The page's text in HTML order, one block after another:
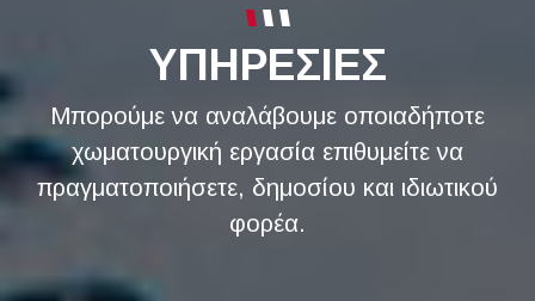
ΥΠΗΡΕΣΙΕΣ
Μπορούμε να αναλάβουμε οποιαδήποτε
χωματουργική εργασία επιθυμείτε να
πραγματοποιήσετε, δημοσίου και ιδιωτικού
φορέα.